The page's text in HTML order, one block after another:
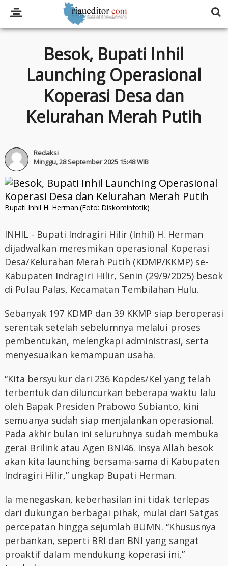
Besok, Bupati Inhil
Launching Operasional
Koperasi Desa dan
Kelurahan Merah Putih
Redaksi
Minggu, 28 September 2025 15:48 WIB
Bupati Inhil H. Herman.(Foto: Diskominfotik)
INHIL - Bupati Indragiri Hilir (Inhil) H. Herman
dijadwalkan meresmikan operasional Koperasi
Desa/Kelurahan Merah Putih (KDMP/KKMP) se-
Kabupaten Indragiri Hilir, Senin (29/9/2025) besok
di Pulau Palas, Kecamatan Tembilahan Hulu.
Sebanyak 197 KDMP dan 39 KKMP siap beroperasi
serentak setelah sebelumnya melalui proses
pembentukan, melengkapi administrasi, serta
menyesuaikan kemampuan usaha.
“Kita bersyukur dari 236 Kopdes/Kel yang telah
terbentuk dan diluncurkan beberapa waktu lalu
oleh Bapak Presiden Prabowo Subianto, kini
semuanya sudah siap menjalankan operasional.
Pada akhir bulan ini seluruhnya sudah membuka
gerai Brilink atau Agen BNI46. Insya Allah besok
akan kita launching bersama-sama di Kabupaten
Indragiri Hilir,” ungkap Bupati Herman.
Ia menegaskan, keberhasilan ini tidak terlepas
dari dukungan berbagai pihak, mulai dari Satgas
percepatan hingga sejumlah BUMN. “Khususnya
perbankan, seperti BRI dan BNI yang sangat
proaktif dalam mendukung koperasi ini,”